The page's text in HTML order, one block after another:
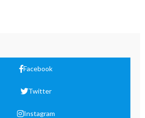
Facebook
Twitter
Instagram